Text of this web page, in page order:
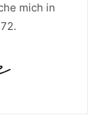
mich in